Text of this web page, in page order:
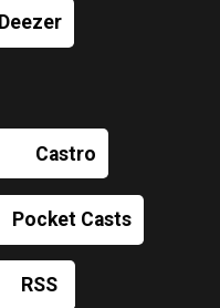
Deezer
Castro
Pocket Casts
RSS